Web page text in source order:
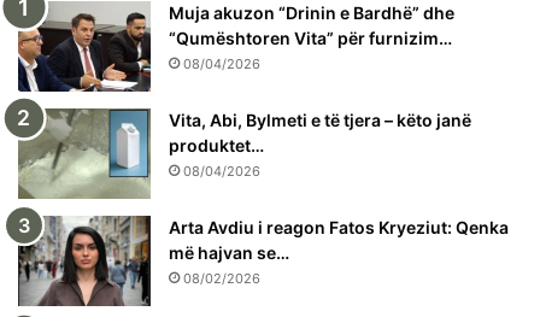
Muja akuzon “Drinin e Bardhë” dhe
“Qumështoren Vita” për furnizim…
08/04/2026
Vita, Abi, Bylmeti e të tjera – këto janë
produktet…
08/04/2026
Arta Avdiu i reagon Fatos Kryeziut: Qenka
më hajvan se…
08/02/2026